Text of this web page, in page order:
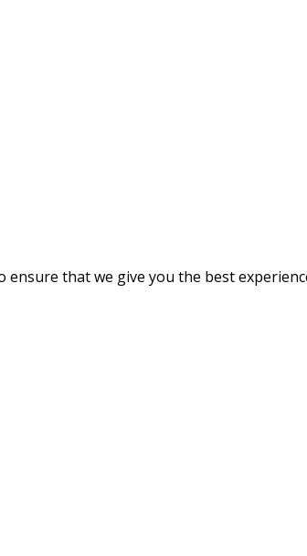
ensure that we give you the best